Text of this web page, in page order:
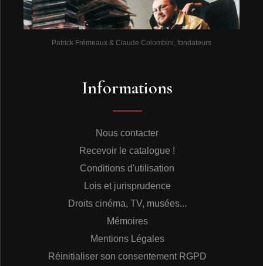
Patrick Frémeaux & Claude Colombini, fondateurs
Informations
Nous contacter
Recevoir le catalogue !
Conditions d'utilisation
Lois et jurisprudence
Droits cinéma, TV, musées...
Mémoires
Mentions Légales
Réinitialiser son consentement RGPD